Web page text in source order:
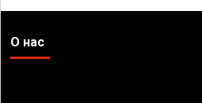
О нас